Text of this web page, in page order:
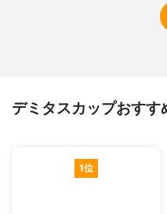
デミタスカップおすす
1位